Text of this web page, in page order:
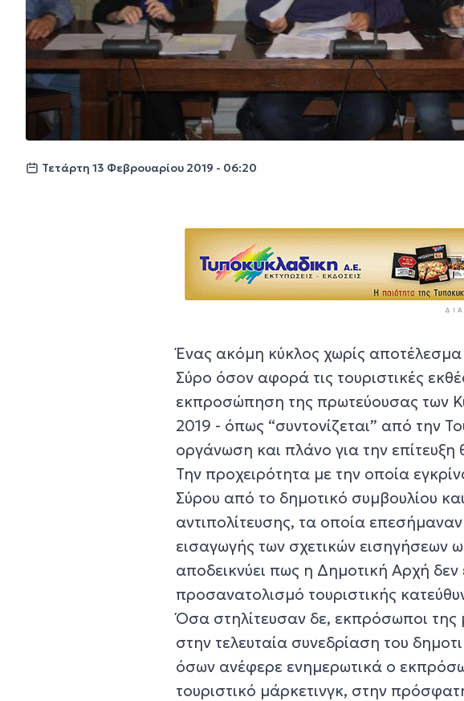
Τετάρτη 13 Φεβρουαρίου 2019 - 06:20
Ένας ακόμη κύκλος χωρίς αποτέλεσμα
Σύρο όσον αφορά τις τουριστικές
εκπροσώπηση της πρωτεύουσας των
2019 - όπως “συντονίζεται” από την
οργάνωση και πλάνο για την επίτευξη
Την προχειρότητα με την οποία
Σύρου από το δημοτικό συμβουλίου
αντιπολίτευσης, τα οποία
εισαγωγής των σχετικών εισηγήσεων
αποδεικνύει πως η Δημοτική Αρχή
προσανατολισμό τουριστικής
Όσα στηλίτευσαν δε, εκπρόσωποι της
στην τελευταία συνεδρίαση του
όσων ανέφερε ενημερωτικά ο
τουριστικό μάρκετινγκ, στην